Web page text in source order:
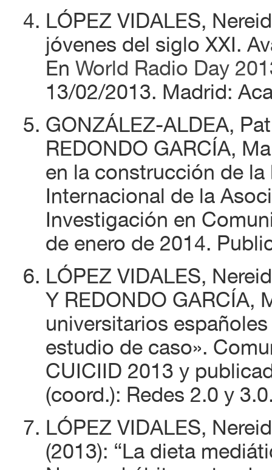
LÓPEZ VIDALES,
jóvenes del siglo XXI.
En World Radio Day
13/02/2013. Madrid:
GONZÁLEZ-ALDEA,
REDONDO GARCÍA,
en la construcción de la
Internacional de la
Investigación en
de enero de 2014.
LÓPEZ VIDALES,
Y REDONDO GARCÍA,
universitarios
estudio de caso».
CUICIID 2013 y
(coord.): Redes 2.0 y
LÓPEZ VIDALES,
(2013): “La dieta